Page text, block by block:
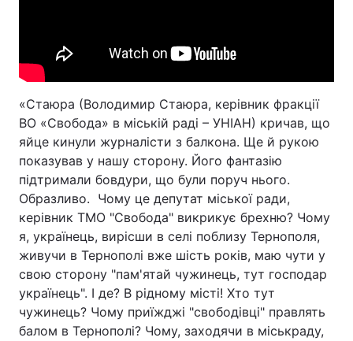
«Стаюра (Володимир Стаюра, керівник фракції
ВО «Свобода» в міській раді – УНІАН) кричав, що
яйце кинули журналісти з балкона. Ще й рукою
показував у нашу сторону. Його фантазію
підтримали бовдури, що були поруч нього.
Образливо. Чому це депутат міської ради,
керівник ТМО "Свобода" викрикує брехню? Чому
я, українець, вирісши в селі поблизу Тернополя,
живучи в Тернополі вже шість років, маю чути у
свою сторону "пам'ятай чужинець, тут господар
українець". І де? В рідному місті! Хто тут
чужинець? Чому приїжджі "свободівці" правлять
балом в Тернополі? Чому, заходячи в міськраду,